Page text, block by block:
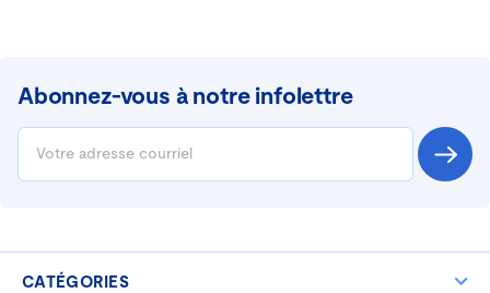
Abonnez-vous à notre infolettre
CATÉGORIES